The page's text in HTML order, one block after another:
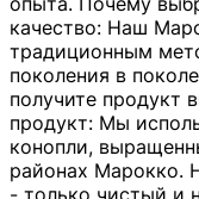
качество: Наш
традиционным
поколения в
получите продукт
продукт: Мы
конопли,
районах Марокко.
- только чистый и